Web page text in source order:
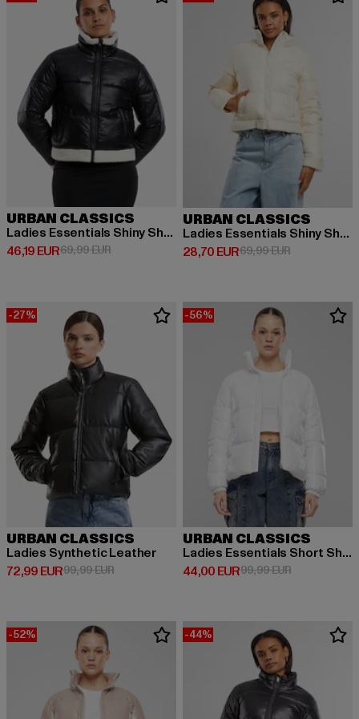
URBAN CLASSICS
Ladies Essentials Shiny Sherpa
46,19 EUR
Derzeitiger Preis: 46,19 EUR
69,99 EURAktionspreis: 69,99 EUR
URBAN CLASSICS
Ladies Essentials Shiny Sherpa
28,70 EUR
Derzeitiger Preis: 28,70 EUR
69,99 EURAktionspreis:
-27%
URBAN CLASSICS
Ladies Synthetic Leather
72,99 EUR
Derzeitiger Preis: 72,99 EUR
99,99 EURAktionspreis: 99,99 EUR
-56%
URBAN CLASSICS
Ladies Essentials Short Shiny Puffer
44,00 EUR
Derzeitiger Preis: 44,00 EUR
99,99 EURAktionspreis:
-52% -44%